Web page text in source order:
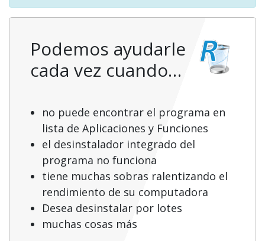
Podemos ayudarle
cada vez cuando…
no puede encontrar el programa en
lista de Aplicaciones y Funciones
el desinstalador integrado del
programa no funciona
tiene muchas sobras ralentizando el
rendimiento de su computadora
Desea desinstalar por lotes
muchas cosas más